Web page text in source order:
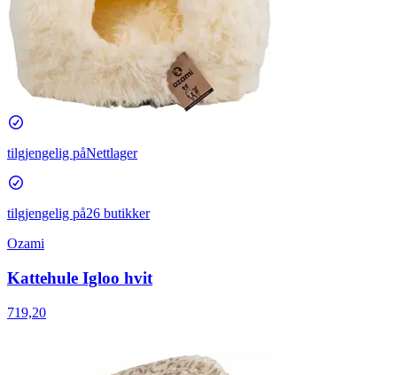
tilgjengelig påNettlager
tilgjengelig på26 butikker
Ozami
Kattehule Igloo hvit
719,20